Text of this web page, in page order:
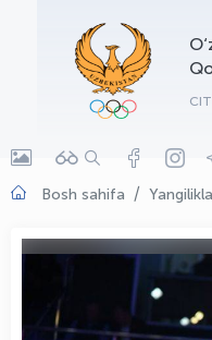
Bosh sahifa
OLYMPCHIK AI -
Onlayn · olympic.uz